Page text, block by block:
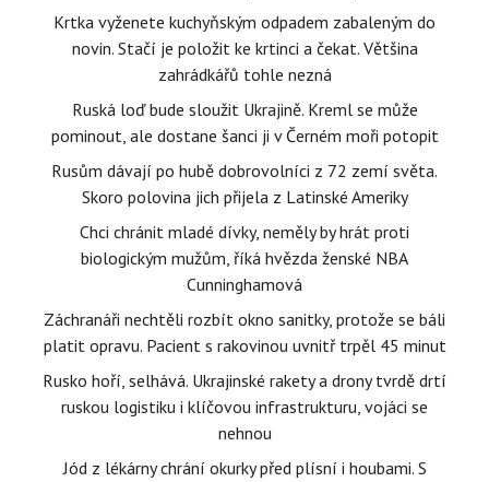
Krtka vyženete kuchyňským odpadem zabaleným do
novin. Stačí je položit ke krtinci a čekat. Většina
zahrádkářů tohle nezná
Ruská loď bude sloužit Ukrajině. Kreml se může
pominout, ale dostane šanci ji v Černém moři potopit
Rusům dávají po hubě dobrovolníci z 72 zemí světa.
Skoro polovina jich přijela z Latinské Ameriky
Chci chránit mladé dívky, neměly by hrát proti
biologickým mužům, říká hvězda ženské NBA
Cunninghamová
Záchranáři nechtěli rozbít okno sanitky, protože se báli
platit opravu. Pacient s rakovinou uvnitř trpěl 45 minut
Rusko hoří, selhává. Ukrajinské rakety a drony tvrdě drtí
ruskou logistiku i klíčovou infrastrukturu, vojáci se
nehnou
Jód z lékárny chrání okurky před plísní i houbami. S